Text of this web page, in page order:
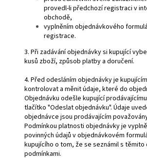
provedl-li předchozí registraci v
obchodě,
vyplněním objednávkového
registrace.
3. Při zadávání objednávky si kupující
kusů zboží, způsob platby a doručení.
4. Před odesláním objednávky je
kontrolovat a měnit údaje, které do
Objednávku odešle kupující
tlačítko "Odeslat objednávku". Údaje
objednávce jsou prodávajícím
Podmínkou platnosti objednávky je
povinných údajů v objednávkovém
kupujícího o tom, že se seznámil s těmito
podmínkami.